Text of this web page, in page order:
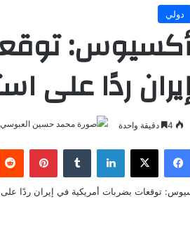
دولي
ردًا على
دقيقة واحدة
‫X لينكدإن بينتيريست